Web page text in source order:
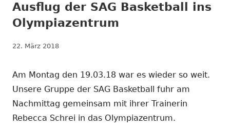
Ausflug der SAG Basketball ins
Olympiazentrum
Veröffentlicht
22. März 2018
Am Montag den 19.03.18 war es wieder so weit.
Unsere Gruppe der SAG Basketball fuhr am
Nachmittag gemeinsam mit ihrer Trainerin
Rebecca Schrei in das Olympiazentrum.